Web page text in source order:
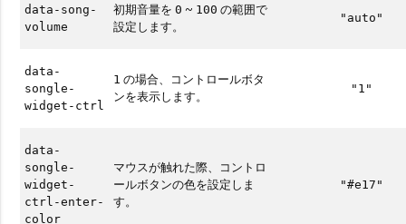
data-song-
volume
初期音量を0 ~ 100 の範囲で
設定します。
"auto"
data-
songle-
widget-ctrl
1 の場合、コントロールボタ
ンを表示します。
"1"
data-
songle-
widget-
ctrl-enter-
color
マウスが触れた際、コントロ
ールボタンの色を設定しま
す。
"#e17"